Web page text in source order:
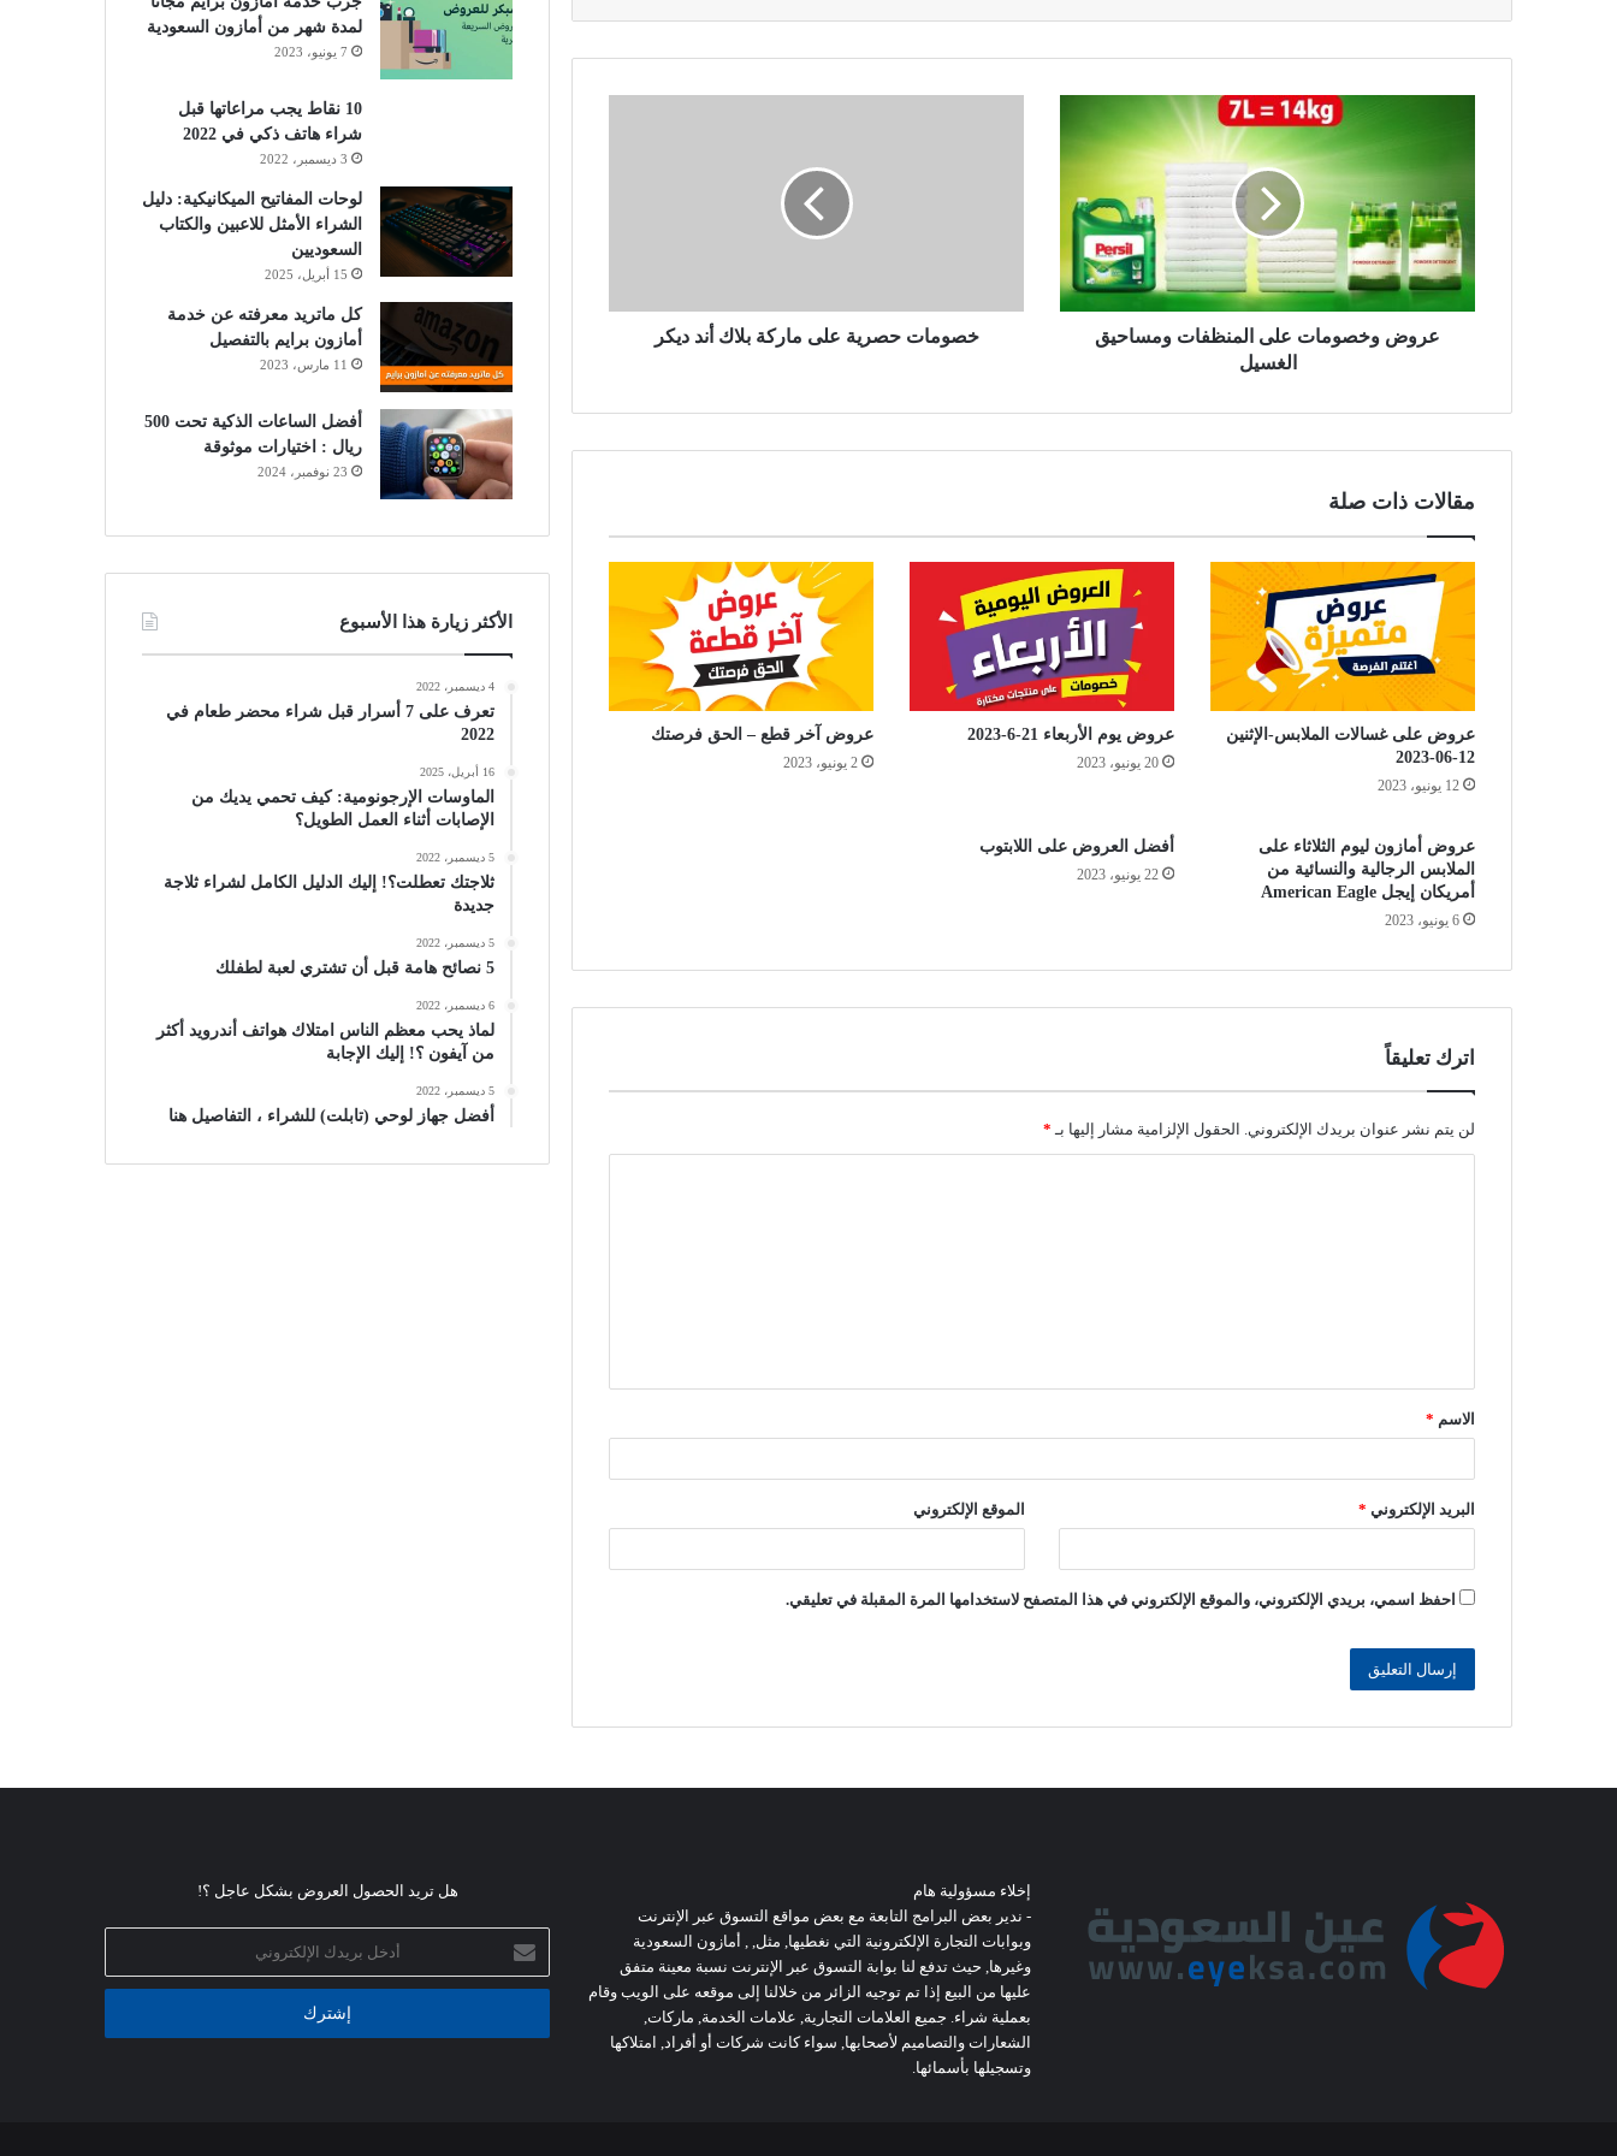
عروض وخصومات على المنظفات ومساحيق
الغسيل
خصومات حصرية على ماركة بلاك أند ديكر
مقالات ذات صلة
عروض على غسالات الملابس-الإثنين
12-06-2023
12 يونيو، 2023
عروض يوم الأربعاء 21-6-2023
20 يونيو، 2023
عروض آخر قطع – الحق فرصتك
2 يونيو، 2023
عروض أمازون ليوم الثلاثاء على
الملابس الرجالية والنسائية من
أمريكان إيجل American Eagle
6 يونيو، 2023
أفضل العروض على اللابتوب
22 يونيو، 2023
اترك تعليقاً
لن يتم نشر عنوان بريدك الإلكتروني. الحقول الإلزامية مشار إليها بـ *
ق
*الاسم *
البريد الإلكتروني * الموقع الإلكتروني
احفظ اسمي، بريدي الإلكتروني، والموقع الإلكتروني في هذا المتصفح لاستخدامها المرة المقبلة في تعليقي.
لمدة شهر من أمازون السعودية
7 يونيو، 2023
10 نقاط يجب مراعاتها قبل
شراء هاتف ذكي في 2022
3 ديسمبر، 2022
لوحات المفاتيح الميكانيكية: دليل
الشراء الأمثل للاعبين والكتاب
السعوديين
15 أبريل، 2025
كل ماتريد معرفته عن خدمة
أمازون برايم بالتفصيل
11 مارس، 2023
أفضل الساعات الذكية تحت 500
ريال : اختيارات موثوقة
23 نوفمبر، 2024
الأكثر زيارة هذا الأسبوع
4 ديسمبر، 2022
تعرف على 7 أسرار قبل شراء محضر طعام في
2022
16 أبريل، 2025
الماوسات الإرجونومية: كيف تحمي يديك من
الإصابات أثناء العمل الطويل؟
5 ديسمبر، 2022
ثلاجتك تعطلت؟! إليك الدليل الكامل لشراء ثلاجة
جديدة
5 ديسمبر، 2022
5 نصائح هامة قبل أن تشتري لعبة لطفلك
6 ديسمبر، 2022
لماذ يحب معظم الناس امتلاك هواتف أندرويد أكثر
من آيفون ؟! إليك الإجابة
5 ديسمبر، 2022
أفضل جهاز لوحي (تابلت) للشراء ، التفاصيل هنا
إخلاء مسؤولية هام
- ندير بعض البرامج التابعة مع بعض مواقع التسوق عبر الإنترنت
وبوابات التجارة الإلكترونية التي نغطيها, مثل, , أمازون السعودية
وغيرها, حيث تدفع لنا بوابة التسوق عبر الإنترنت نسبة معينة متفق
عليها من البيع إذا تم توجيه الزائر من خلالنا إلى موقعه على الويب وقام
بعملية شراء. جميع العلامات التجارية, علامات الخدمة, ماركات,
الشعارات والتصاميم لأصحابها, سواء كانت شركات أو أفراد, امتلاكها
وتسجيلها بأسمائها.
هل تريد الحصول العروض بشكل عاجل ؟!
بريدك
الإلكتروني